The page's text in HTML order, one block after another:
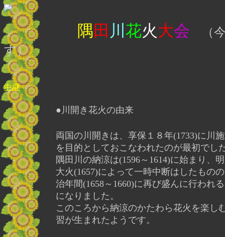
隅田 川 花火大会 （今
す）
中継
●川開き花火の由来
両国の川開きは、享保１８年(1733)に川
を目的としておこなわれたのが最初でし
隅田川の納涼は(1596～1614)に始まり、
大火(1657)によって一時中断はしたもの
治年間(1658～1660)に再び盛んに行われ
になりました。
このころから納涼のかたわら花火を楽し
習が生まれたようです。